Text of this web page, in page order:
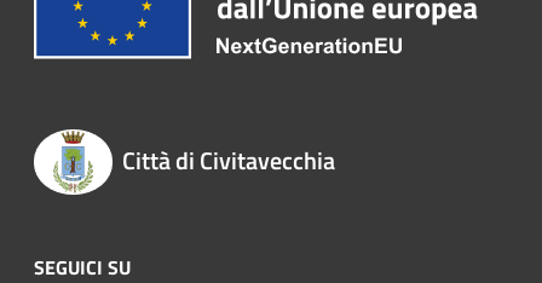
Città di Civitavecchia
SEGUICI SU